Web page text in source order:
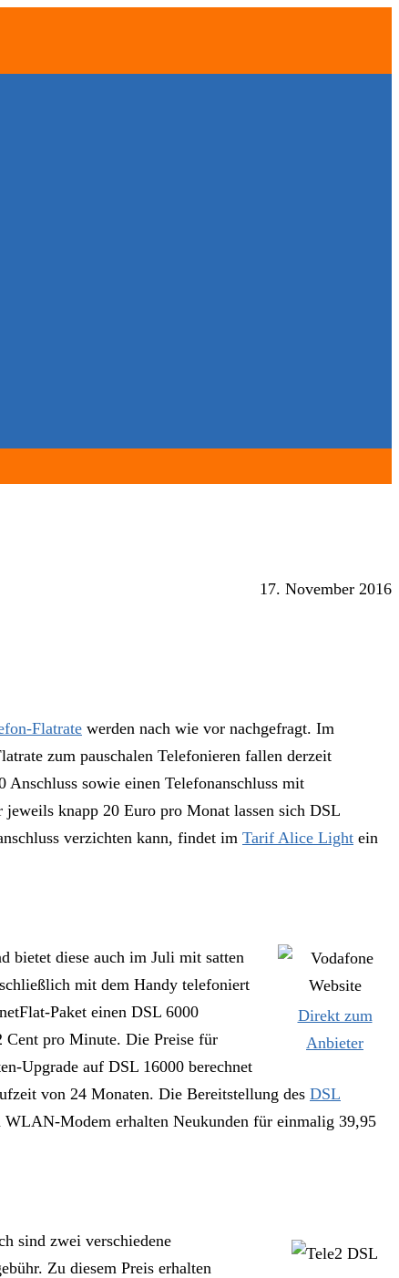
17. November 2016
Flatrate werden nach wie vor nachgefragt. Im
zum pauschalen Telefonieren fallen derzeit
sowie einen Telefonanschluss mit
knapp 20 Euro pro Monat lassen sich DSL
verzichten kann, findet im Tarif Alice Light ein
Direkt zum
Anbieter
bietet diese auch im Juli mit satten
mit dem Handy telefoniert
Paket einen DSL 6000
Cent pro Minute. Die Preise für
Upgrade auf DSL 16000 berechnet
von 24 Monaten. Die Bereitstellung des DSL
Modem erhalten Neukunden für einmalig 39,95
sind zwei verschiedene
Zu diesem Preis erhalten